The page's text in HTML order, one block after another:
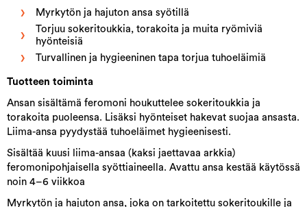
Myrkytön ja hajuton ansa syötillä
Torjuu sokeritoukkia, torakoita ja muita ryömiviä
hyönteisiä
Turvallinen ja hygieeninen tapa torjua tuhoeläimiä
Tuotteen toiminta
Ansan sisältämä feromoni houkuttelee sokeritoukkia ja
torakoita puoleensa. Lisäksi hyönteiset hakevat suojaa ansasta.
Liima-ansa pyydystää tuhoeläimet hygieenisesti.
Sisältää kuusi liima-ansaa (kaksi jaettavaa arkkia)
feromonipohjaisella syöttiaineella. Avattu ansa kestää käytössä
noin 4–6 viikkoa
Myrkytön ja hajuton ansa, joka on tarkoitettu sokeritoukille ja